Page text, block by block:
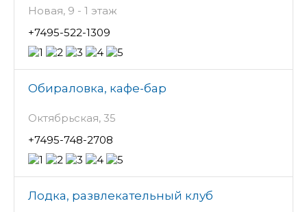
Новая, 9 - 1 этаж
+7495-522-1309
Обираловка, кафе-бар
Октябрьская, 35
+7495-748-2708
Лодка, развлекательный клуб